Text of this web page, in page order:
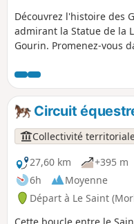
Découvrez l'histoire des
admirant la Statue de la
Gourin. Promenez-vous
ferrée reliant Roscorff à
conduira à la
verdoyants vallonnés et
l'histoire du territoire du
Circuit
Collectivité
27,60 km
+395 m
6h
Moyenne
Départ à Le Saint
Cette boucle entre le